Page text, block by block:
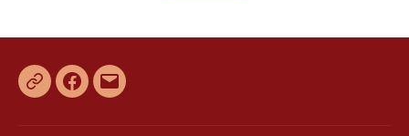
Facebook
E-